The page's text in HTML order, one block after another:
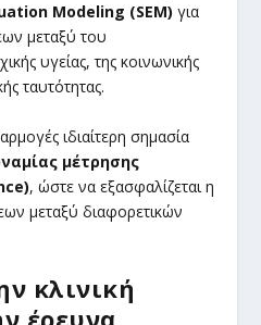
Modeling (SEM) για
μεταξύ του
υγείας, της κοινωνικής
ταυτότητας.
ιδιαίτερη σημασία
μέτρησης
, ώστε να εξασφαλίζεται η
μεταξύ διαφορετικών
κλινική
έρευνα